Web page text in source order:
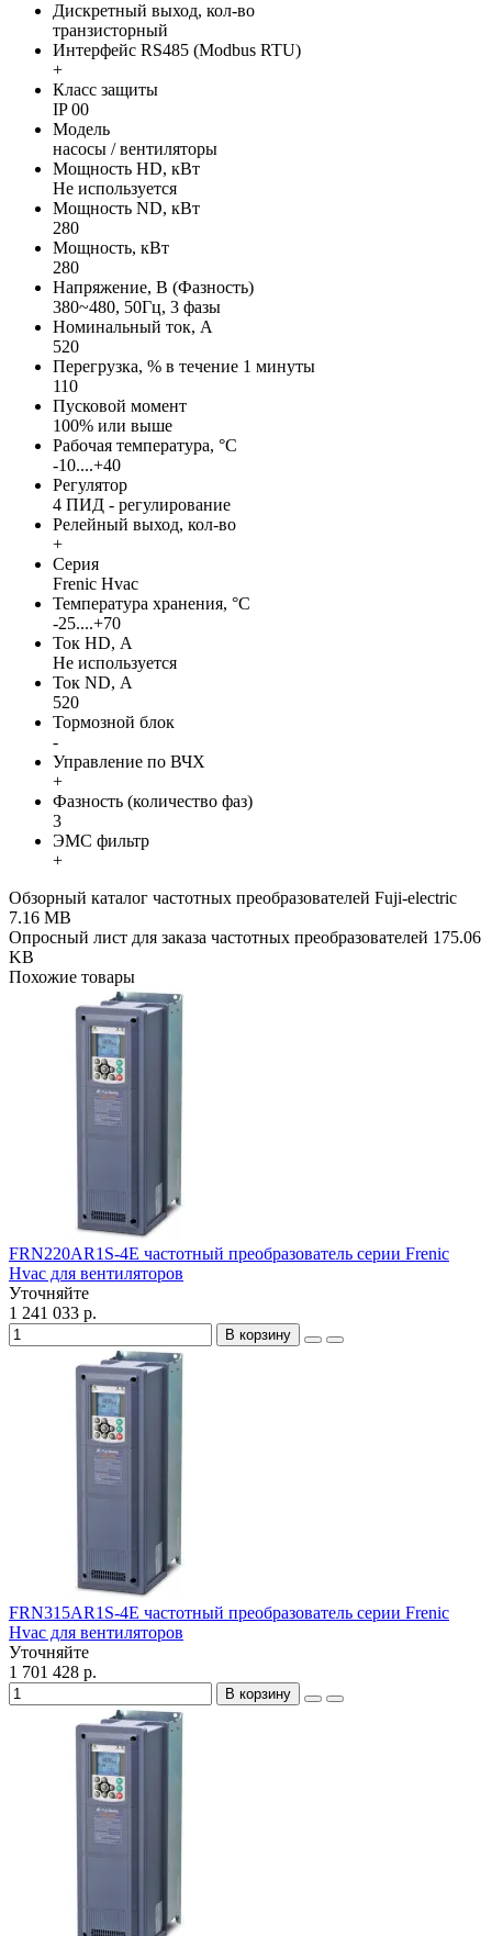
Дискретный выход, кол-во
транзисторный
Интерфейс RS485 (Modbus RTU)
+
Класс защиты
IP 00
Модель
насосы / вентиляторы
Мощность HD, кВт
Не используется
Мощность ND, кВт
280
Мощность, кВт
280
Напряжение, В (Фазность)
380~480, 50Гц, 3 фазы
Номинальный ток, А
520
Перегрузка, % в течение 1 минуты
110
Пусковой момент
100% или выше
Рабочая температура, °С
-10....+40
Регулятор
4 ПИД - регулирование
Релейный выход, кол-во
+
Серия
Frenic Hvac
Температура хранения, °С
-25....+70
Ток HD, А
Не используется
Ток ND, А
520
Тормозной блок
-
Управление по ВЧХ
+
Фазность (количество фаз)
3
ЭМС фильтр
+
Обзорный каталог частотных преобразователей Fuji-electric
7.16 MB
Опросный лист для заказа частотных преобразователей 175.06
KB
Похожие товары
FRN220AR1S-4E частотный преобразователь серии Frenic
Hvac для вентиляторов
Уточняйте
1 241 033 р.
В корзину
FRN315AR1S-4E частотный преобразователь серии Frenic
Hvac для вентиляторов
Уточняйте
1 701 428 р.
В корзину